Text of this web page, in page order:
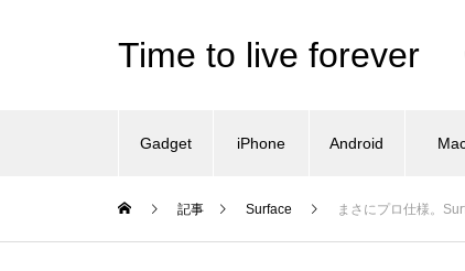
Time to live forever
Gadget iPhone Android
記事 Surface まさにプロ仕様。